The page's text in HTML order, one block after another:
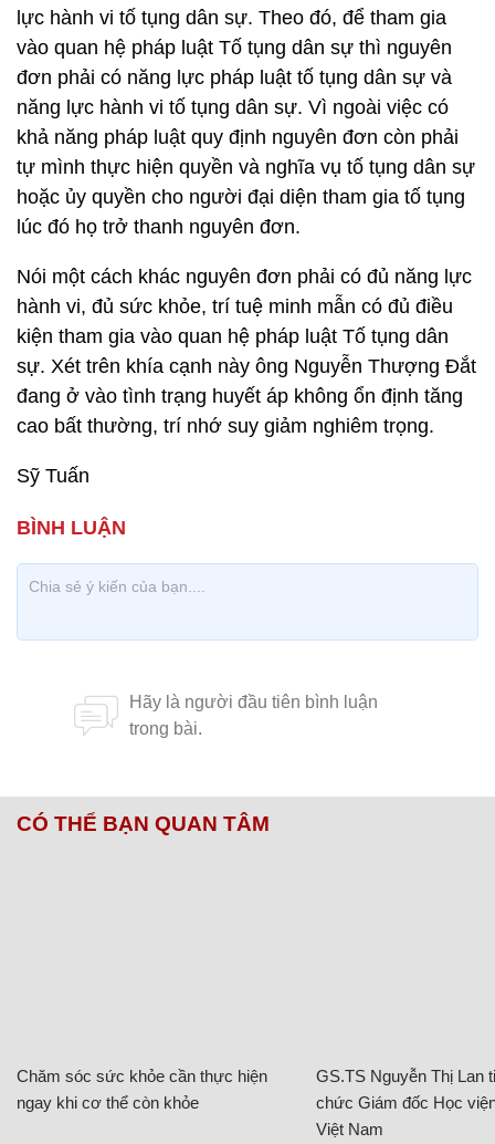
lực hành vi tố tụng dân sự. Theo đó, để tham gia
vào quan hệ pháp luật Tố tụng dân sự thì nguyên
đơn phải có năng lực pháp luật tố tụng dân sự và
năng lực hành vi tố tụng dân sự. Vì ngoài việc có
khả năng pháp luật quy định nguyên đơn còn phải
tự mình thực hiện quyền và nghĩa vụ tố tụng dân sự
hoặc ủy quyền cho người đại diện tham gia tố tụng
lúc đó họ trở thanh nguyên đơn.
Nói một cách khác nguyên đơn phải có đủ năng lực
hành vi, đủ sức khỏe, trí tuệ minh mẫn có đủ điều
kiện tham gia vào quan hệ pháp luật Tố tụng dân
sự. Xét trên khía cạnh này ông Nguyễn Thượng Đắt
đang ở vào tình trạng huyết áp không ổn định tăng
cao bất thường, trí nhớ suy giảm nghiêm trọng.
Sỹ Tuấn
CÓ THỂ BẠN QUAN TÂM
Chăm sóc sức khỏe cần thực hiện
ngay khi cơ thể còn khỏe
GS.TS Nguyễn Thị Lan
chức Giám đốc Học
Việt Nam